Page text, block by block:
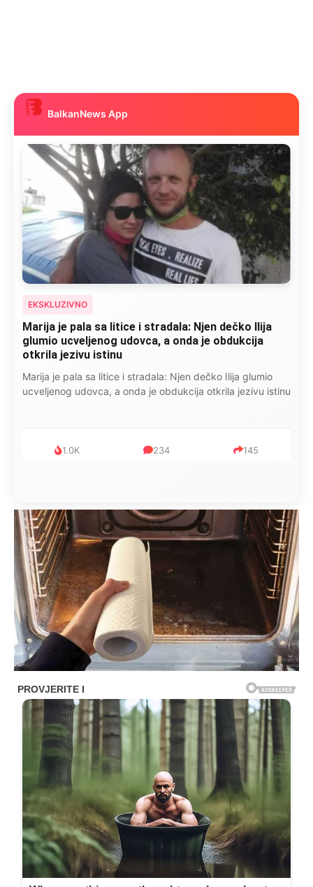
BalkanNews App
EKSKLUZIVNO
Marija je pala sa litice i stradala: Njen dečko Ilija
glumio ucveljenog udovca, a onda je obdukcija
otkrila jezivu istinu
Marija je pala sa litice i stradala: Njen dečko Ilija glumio
ucveljenog udovca, a onda je obdukcija otkrila jezivu istinu
1.0K 234 145